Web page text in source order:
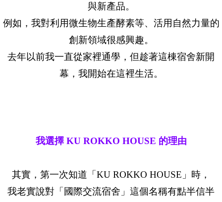
與新產品。
例如，我對利用微生物生產酵素等、活用自然力量的
創新領域很感興趣。
去年以前我一直從家裡通學，但趁著這棟宿舍新開
幕，我開始在這裡生活。
我選擇 KU ROKKO HOUSE 的理由
其實，第一次知道「KU ROKKO HOUSE」時，
我老實說對「國際交流宿舍」這個名稱有點半信半